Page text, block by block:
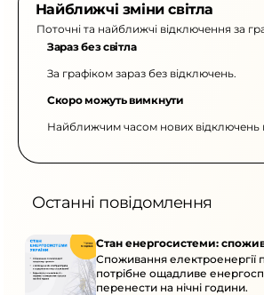
Найближчі зміни світла
Поточні та найближчі відключення за
Зараз без світла
За графіком зараз без відключень.
Скоро можуть вимкнути
Найближчим часом нових відключень
Останні повідомлення
Стан енергосистеми:
Споживання електроенергії
потрібне ощадливе
перенести на нічні години.